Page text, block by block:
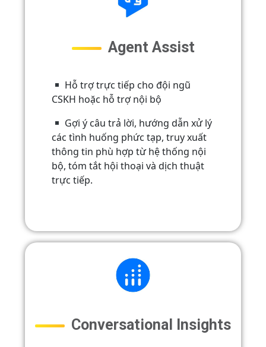
Agent Assist
Hỗ trợ trực tiếp cho đội ngũ
CSKH hoặc hỗ trợ nội bộ
Gợi ý câu trả lời, hướng dẫn xử lý
các tình huống phức tạp, truy xuất
thông tin phù hợp từ hệ thống nội
bộ, tóm tắt hội thoại và dịch thuật
trực tiếp.
Conversational Insights